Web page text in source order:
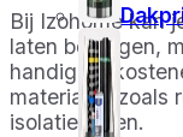
Bij Izohome kan
laten bezorgen,
handig en
materialen zoals
isolatieplaten.